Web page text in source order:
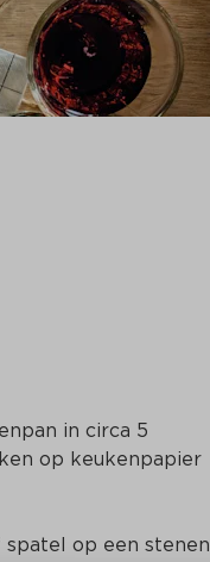
in circa 5
op keukenpapier
op een stenen